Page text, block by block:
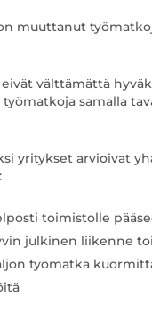
muuttanut
välttämättä
samalla
yritykset arvioivat
toimistolle
julkinen liikenne
työmatka